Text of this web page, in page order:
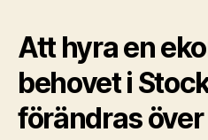
Att hyra en
behovet i
förändras